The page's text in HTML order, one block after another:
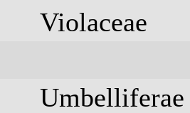
Violaceae